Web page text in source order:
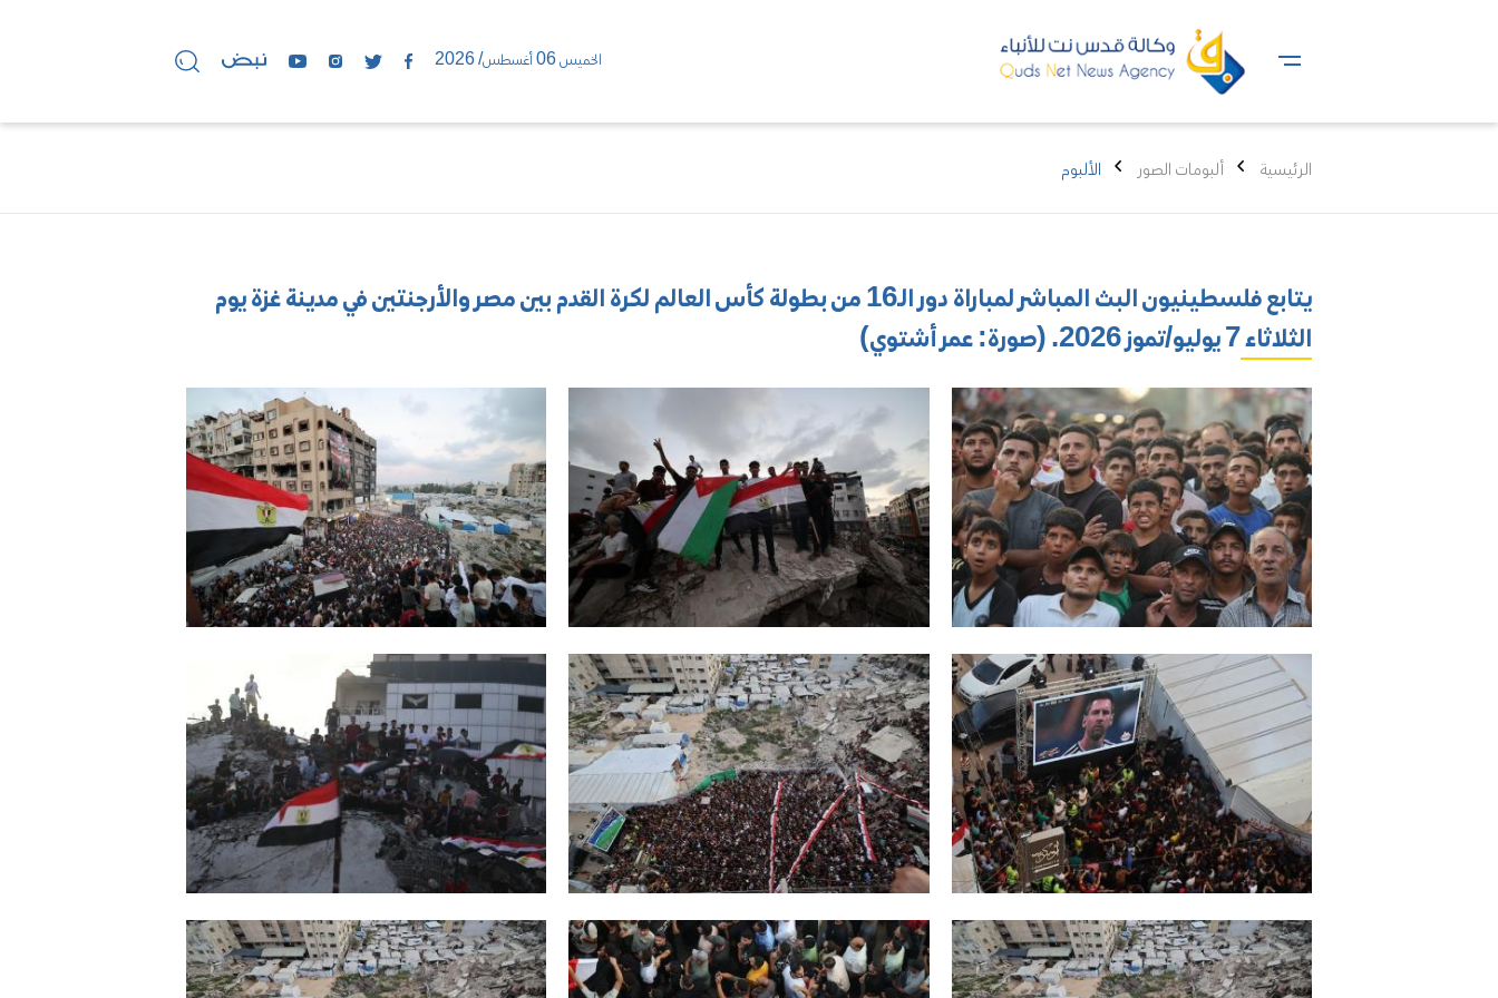
الخميس 06 أغسطس/ 2026
الرئيسية ألبومات الصور الألبوم
يتابع فلسطينيون البث المباشر لمباراة دور الـ16 من بطولة كأس العالم لكرة القدم بين مصر والأرجنتين في مدينة غزة يوم
الثلاثاء 7 يوليو/تموز 2026. (صورة: عمر أشتوي)